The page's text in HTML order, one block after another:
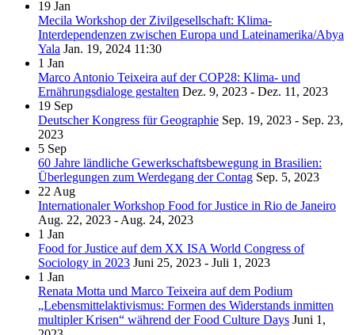
19 Jan
Mecila Workshop der Zivilgesellschaft: Klima-
Interdependenzen zwischen Europa und Lateinamerika/Abya
Yala Jan. 19, 2024 11:30
1 Jan
Marco Antonio Teixeira auf der COP28: Klima- und
Ernährungsdialoge gestalten Dez. 9, 2023 - Dez. 11, 2023
19 Sep
Deutscher Kongress für Geographie Sep. 19, 2023 - Sep. 23,
2023
5 Sep
60 Jahre ländliche Gewerkschaftsbewegung in Brasilien:
Überlegungen zum Werdegang der Contag Sep. 5, 2023
22 Aug
Internationaler Workshop Food for Justice in Rio de Janeiro
Aug. 22, 2023 - Aug. 24, 2023
1 Jan
Food for Justice auf dem XX ISA World Congress of
Sociology in 2023 Juni 25, 2023 - Juli 1, 2023
1 Jan
Renata Motta und Marco Teixeira auf dem Podium
„Lebensmittelaktivismus: Formen des Widerstands inmitten
multipler Krisen“ während der Food Culture Days Juni 1,